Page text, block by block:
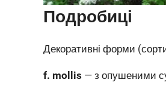
Подробиці
Декоративні форми
f. mollis — з опушеними